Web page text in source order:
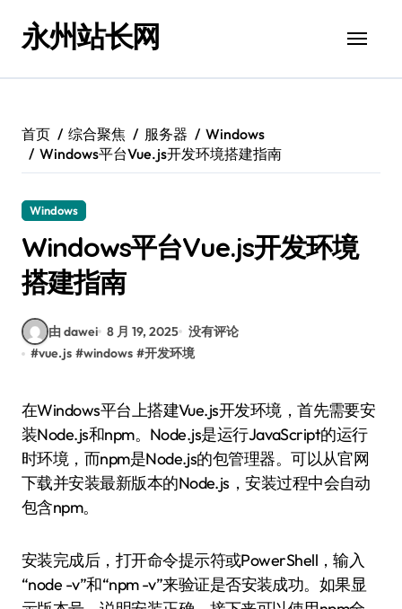
永州站长网
首页 综合聚焦 服务器
Windows
Windows平台Vue.js开发环境搭建指南
Windows
Windows平台Vue.js开发环境
搭建指南
由 dawei 8 月 19, 2025 没有评论
#vue.js #windows #开发环境
在Windows平台上搭建Vue.js开发环境，首先需要安
装Node.js和npm。Node.js是运行JavaScript的运行
时环境，而npm是Node.js的包管理器。可以从官网
下载并安装最新版本的Node.js，安装过程中会自动
包含npm。
安装完成后，打开命令提示符或PowerShell，输入
“node -v”和“npm -v”来验证是否安装成功。如果显